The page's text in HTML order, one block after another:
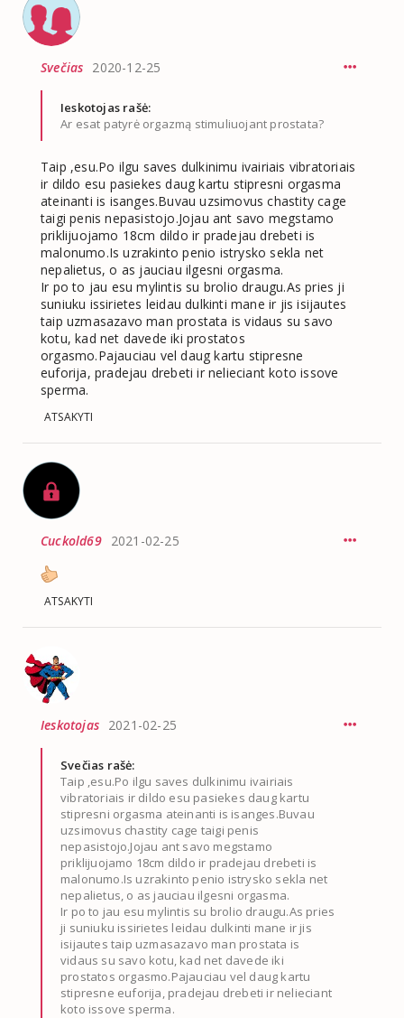
Svečias 2020-12-25
Ieskotojas rašė:
Ar esat patyrė orgazmą stimuliuojant prostata?
Taip ,esu.Po ilgu saves dulkinimu ivairiais vibratoriais
ir dildo esu pasiekes daug kartu stipresni orgasma
ateinanti is isanges.Buvau uzsimovus chastity cage
taigi penis nepasistojo.Jojau ant savo megstamo
priklijuojamo 18cm dildo ir pradejau drebeti is
malonumo.Is uzrakinto penio istrysko sekla net
nepalietus, o as jauciau ilgesni orgasma.
Ir po to jau esu mylintis su brolio draugu.As pries ji
suniuku issirietes leidau dulkinti mane ir jis isijautes
taip uzmasazavo man prostata is vidaus su savo
kotu, kad net davede iki prostatos
orgasmo.Pajauciau vel daug kartu stipresne
euforija, pradejau drebeti ir nelieciant koto issove
sperma.
ATSAKYTI
Cuckold69 2021-02-25
ATSAKYTI
Ieskotojas 2021-02-25
Svečias rašė:
Taip ,esu.Po ilgu saves dulkinimu ivairiais
vibratoriais ir dildo esu pasiekes daug kartu
stipresni orgasma ateinanti is isanges.Buvau
uzsimovus chastity cage taigi penis
nepasistojo.Jojau ant savo megstamo
priklijuojamo 18cm dildo ir pradejau drebeti is
malonumo.Is uzrakinto penio istrysko sekla net
nepalietus, o as jauciau ilgesni orgasma.
Ir po to jau esu mylintis su brolio draugu.As pries
ji suniuku issirietes leidau dulkinti mane ir jis
isijautes taip uzmasazavo man prostata is
vidaus su savo kotu, kad net davede iki
prostatos orgasmo.Pajauciau vel daug kartu
stipresne euforija, pradejau drebeti ir nelieciant
koto issove sperma.